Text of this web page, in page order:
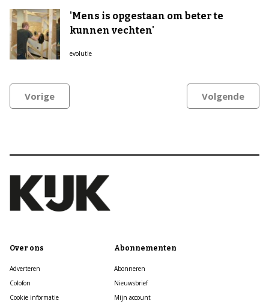
'Mens is opgestaan om beter te
kunnen vechten'
evolutie
Vorige Volgende
Over ons
Adverteren
Colofon
Cookie informatie
Abonnementen
Abonneren
Nieuwsbrief
Mijn account